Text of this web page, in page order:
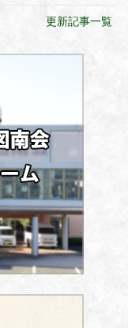
更新記事一覧